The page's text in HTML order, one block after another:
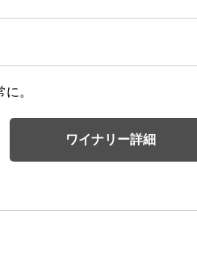
。
ワイナリー詳細